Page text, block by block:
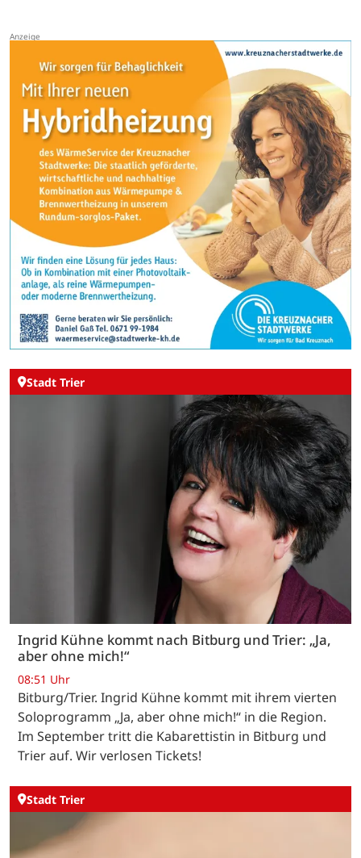
Stadt Trier
Ingrid Kühne kommt nach Bitburg und Trier: „Ja,
aber ohne mich!“
08:51 Uhr
Bitburg/Trier. Ingrid Kühne kommt mit ihrem vierten
Soloprogramm „Ja, aber ohne mich!“ in die Region.
Im September tritt die Kabarettistin in Bitburg und
Trier auf. Wir verlosen Tickets!
Stadt Trier